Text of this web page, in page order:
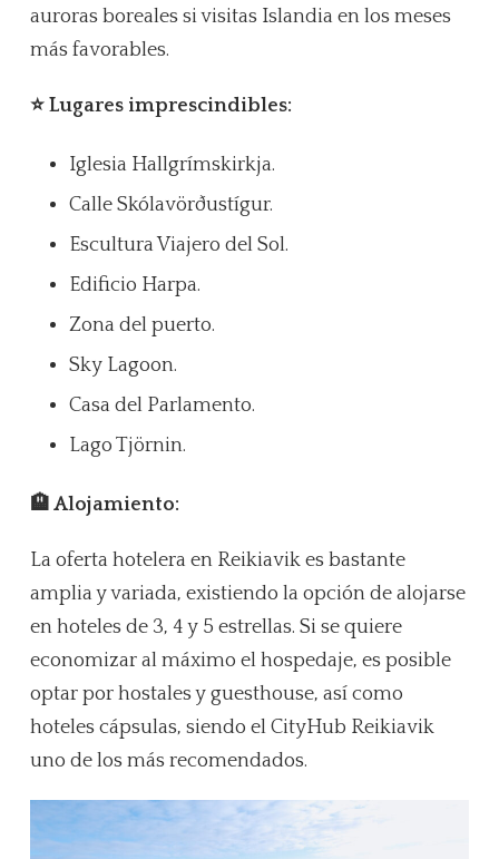
auroras boreales si visitas Islandia en los meses
más favorables.
⭐ Lugares imprescindibles:
Iglesia Hallgrímskirkja.
Calle Skólavörðustígur.
Escultura Viajero del Sol.
Edificio Harpa.
Zona del puerto.
Sky Lagoon.
Casa del Parlamento.
Lago Tjörnin.
🏨 Alojamiento:
La oferta hotelera en Reikiavik es bastante
amplia y variada, existiendo la opción de alojarse
en hoteles de 3, 4 y 5 estrellas. Si se quiere
economizar al máximo el hospedaje, es posible
optar por hostales y guesthouse, así como
hoteles cápsulas, siendo el CityHub Reikiavik
uno de los más recomendados.